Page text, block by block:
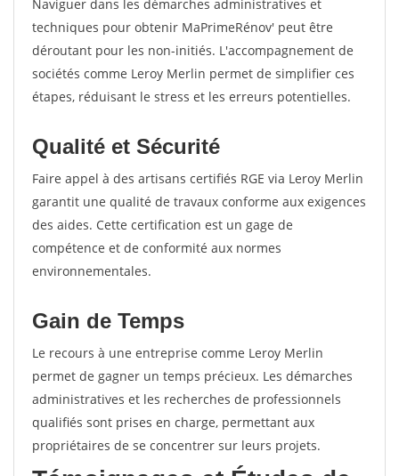
Naviguer dans les démarches administratives et
techniques pour obtenir MaPrimeRénov' peut être
déroutant pour les non-initiés. L'accompagnement de
sociétés comme Leroy Merlin permet de simplifier ces
étapes, réduisant le stress et les erreurs potentielles.
Qualité et Sécurité
Faire appel à des artisans certifiés RGE via Leroy Merlin
garantit une qualité de travaux conforme aux exigences
des aides. Cette certification est un gage de
compétence et de conformité aux normes
environnementales.
Gain de Temps
Le recours à une entreprise comme Leroy Merlin
permet de gagner un temps précieux. Les démarches
administratives et les recherches de professionnels
qualifiés sont prises en charge, permettant aux
propriétaires de se concentrer sur leurs projets.